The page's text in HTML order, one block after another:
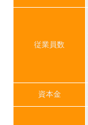
従業員数
資本金